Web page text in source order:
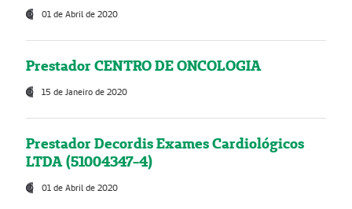
01 de Abril de 2020
Prestador CENTRO DE ONCOLOGIA
15 de Janeiro de 2020
Prestador Decordis Exames Cardiológicos
LTDA (51004347-4)
01 de Abril de 2020